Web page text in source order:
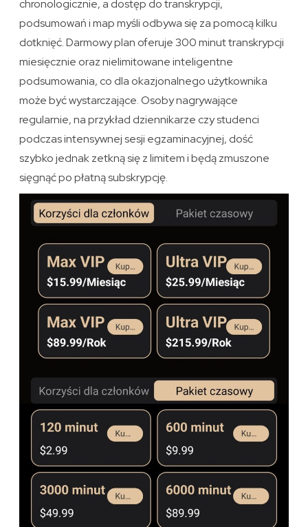
chronologicznie, a dostęp do transkrypcji,
podsumowań i map myśli odbywa się za pomocą kilku
dotknięć. Darmowy plan oferuje 300 minut transkrypcji
miesięcznie oraz nielimitowane inteligentne
podsumowania, co dla okazjonalnego użytkownika
może być wystarczające. Osoby nagrywające
regularnie, na przykład dziennikarze czy studenci
podczas intensywnej sesji egzaminacyjnej, dość
szybko jednak zetkną się z limitem i będą zmuszone
sięgnąć po płatną subskrypcję.